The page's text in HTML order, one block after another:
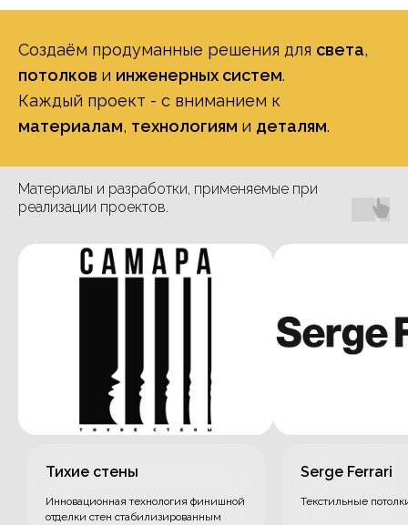
Создаём продуманные решения для света,
потолков и инженерных систем.
Каждый проект - с вниманием к
материалам, технологиям и деталям.
Материалы и разработки, применяемые при
реализации проектов.
Тихие стены
Инновационная технология финишной
отделки стен стабилизированным
Serge Ferrari
Текстильные